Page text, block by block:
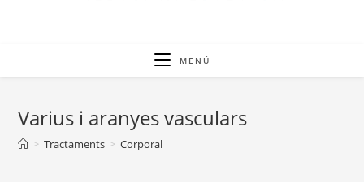
MENÚ
Varius i aranyes vasculars
> Tractaments > Corporal